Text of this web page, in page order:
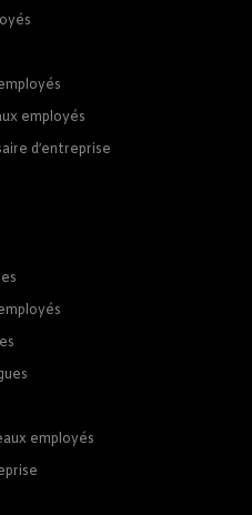
employés
d’entreprise
employés